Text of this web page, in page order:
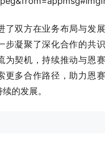
了双方在业务布局与发
步凝聚了深化合作的共
为契机，持续推动与恩
更多合作路径，助力恩
的发展。